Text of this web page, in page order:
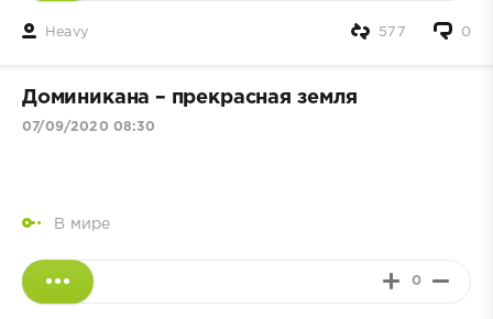
Heavy 0
577
Доминикана – прекрасная земля
07/09/2020 08:30
В мире
0